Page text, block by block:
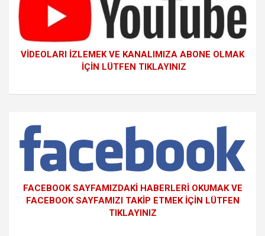
VİDEOLARI İZLEMEK VE KANALIMIZA ABONE OLMAK
İÇİN LÜTFEN TIKLAYINIZ
FACEBOOK SAYFAMIZDAKİ HABERLERİ OKUMAK VE
FACEBOOK SAYFAMIZI TAKİP ETMEK İÇİN LÜTFEN
TIKLAYINIZ